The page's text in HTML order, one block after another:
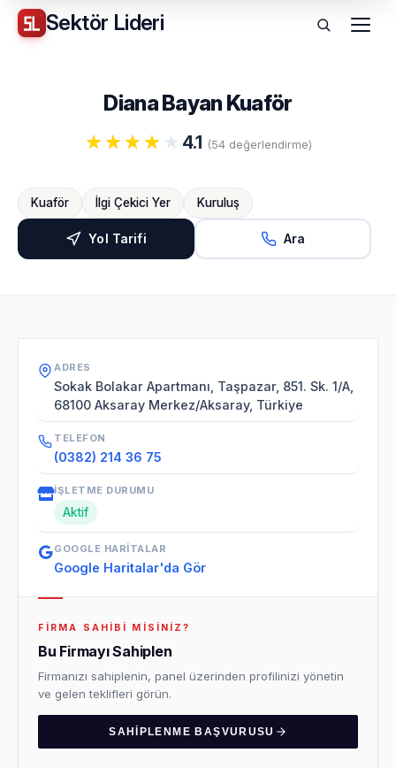
Sektör Lideri Menü
Diana Bayan Kuaför
4.1 (54 değerlendirme)
Kuaför İlgi Çekici Yer Kuruluş
Yol Tarifi Ara
ADRES
Sokak Bolakar Apartmanı, Taşpazar, 851. Sk. 1/A,
68100 Aksaray Merkez/Aksaray, Türkiye
TELEFON
(0382) 214 36 75
İŞLETME DURUMU
Aktif
GOOGLE HARITALAR
Google Haritalar'da Gör
FIRMA SAHIBI MISINIZ?
Bu Firmayı Sahiplen
Firmanızı sahiplenin, panel üzerinden profilinizi yönetin
ve gelen teklifleri görün.
SAHIPLENME BAŞVURUSU